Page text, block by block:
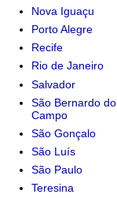
Nova Iguaçu
Porto Alegre
Recife
Rio de Janeiro
Salvador
São Bernardo do
Campo
São Gonçalo
São Luís
São Paulo
Teresina